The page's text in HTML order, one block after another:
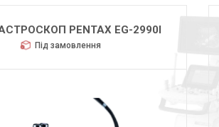
PENTAX EG-2990I
Під замовлення